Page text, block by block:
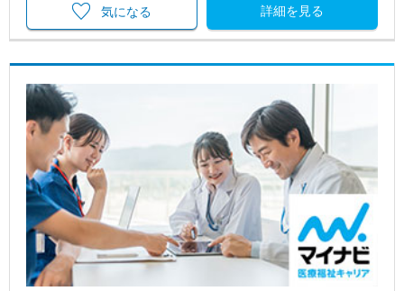
詳細を見る
気になる